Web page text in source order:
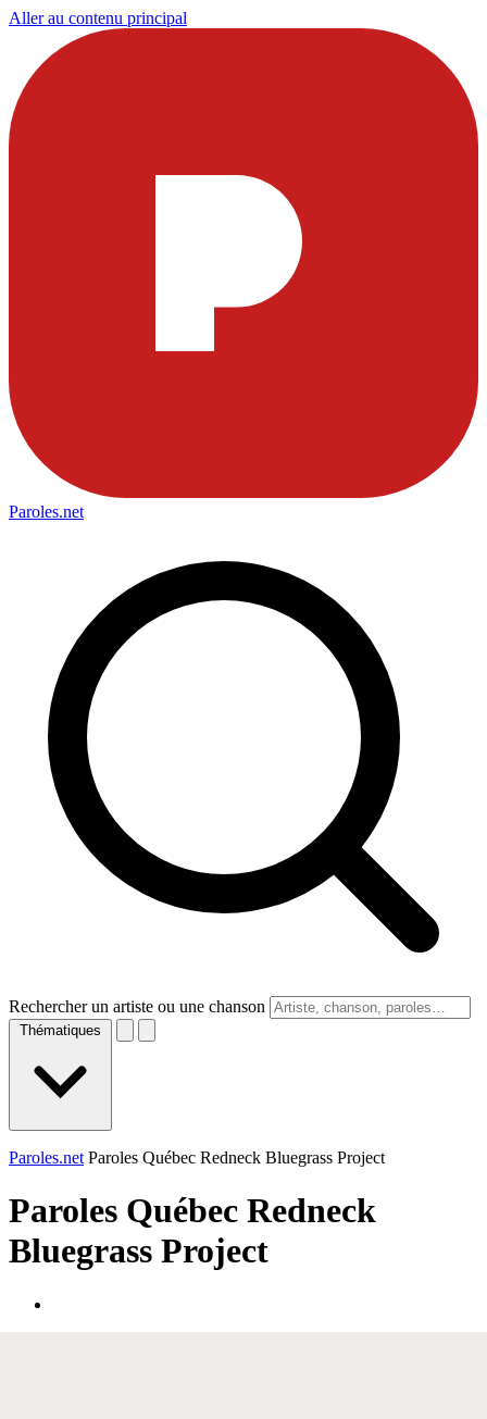
Aller au contenu principal
Paroles.net
Rechercher un artiste ou une chanson
Thématiques
Paroles.net Paroles Québec Redneck Bluegrass Project
Paroles Québec Redneck
Bluegrass Project